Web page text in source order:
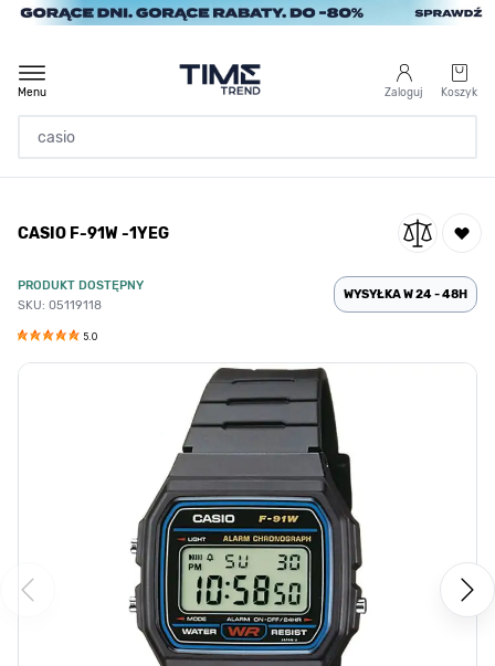
Przejdź do treści
Zaloguj Koszyk
Menu
/ CASIO F-91W -1YEG
CASIO F-91W -1YEG
PRODUKT DOSTĘPNY
SKU: 05119118
5.0
WYSYŁKA W 24 - 48H